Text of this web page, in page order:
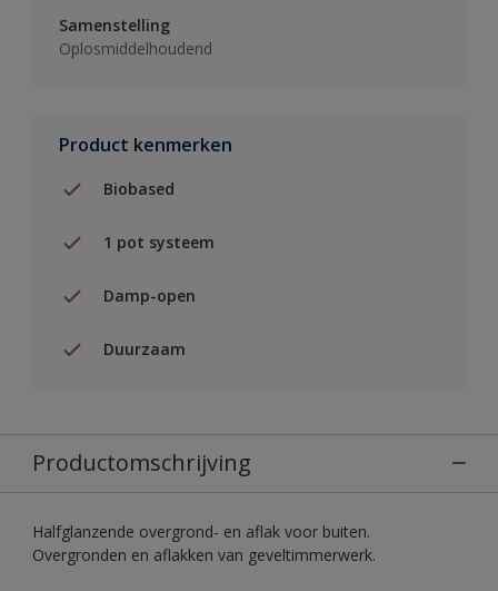
Samenstelling
Oplosmiddelhoudend
Product kenmerken
Biobased
1 pot systeem
Damp-open
Duurzaam
Productomschrijving
Halfglanzende overgrond- en aflak voor buiten.
Overgronden en aflakken van geveltimmerwerk.